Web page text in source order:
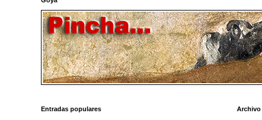
Entradas populares